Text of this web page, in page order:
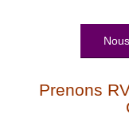
Prenons